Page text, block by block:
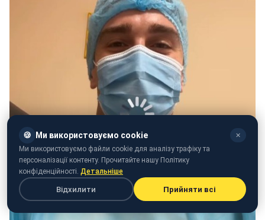
🍪 Ми використовуємо cookie ✕
Ми використовуємо файли cookie для аналізу трафіку та
персоналізації контенту. Прочитайте нашу Політику
конфіденційності. Детальніше
Відхилити Прийняти всі